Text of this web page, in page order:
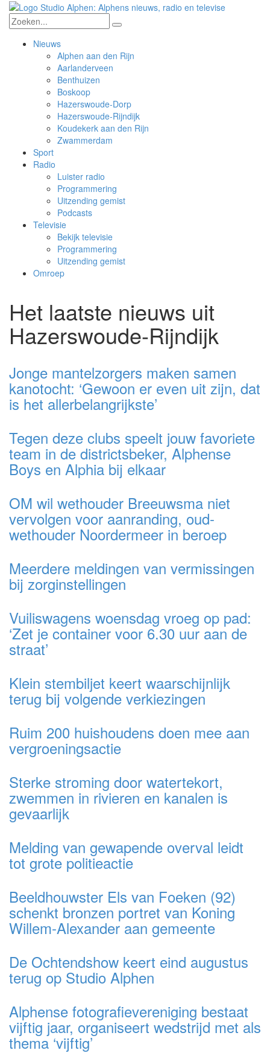
Nieuws
Alphen aan den Rijn
Aarlanderveen
Benthuizen
Boskoop
Hazerswoude-Dorp
Hazerswoude-Rijndijk
Koudekerk aan den Rijn
Zwammerdam
Sport
Radio
Luister radio
Programmering
Uitzending gemist
Podcasts
Televisie
Bekijk televisie
Programmering
Uitzending gemist
Omroep
Het laatste nieuws uit
Hazerswoude-Rijndijk
Jonge mantelzorgers maken samen
kanotocht: ‘Gewoon er even uit zijn, dat
is het allerbelangrijkste’
Tegen deze clubs speelt jouw favoriete
team in de districtsbeker, Alphense
Boys en Alphia bij elkaar
OM wil wethouder Breeuwsma niet
vervolgen voor aanranding, oud-
wethouder Noordermeer in beroep
Meerdere meldingen van vermissingen
bij zorginstellingen
Vuiliswagens woensdag vroeg op pad:
‘Zet je container voor 6.30 uur aan de
straat’
Klein stembiljet keert waarschijnlijk
terug bij volgende verkiezingen
Ruim 200 huishoudens doen mee aan
vergroeningsactie
Sterke stroming door watertekort,
zwemmen in rivieren en kanalen is
gevaarlijk
Melding van gewapende overval leidt
tot grote politieactie
Beeldhouwster Els van Foeken (92)
schenkt bronzen portret van Koning
Willem-Alexander aan gemeente
De Ochtendshow keert eind augustus
terug op Studio Alphen
Alphense fotografievereniging bestaat
vijftig jaar, organiseert wedstrijd met als
thema ‘vijftig’